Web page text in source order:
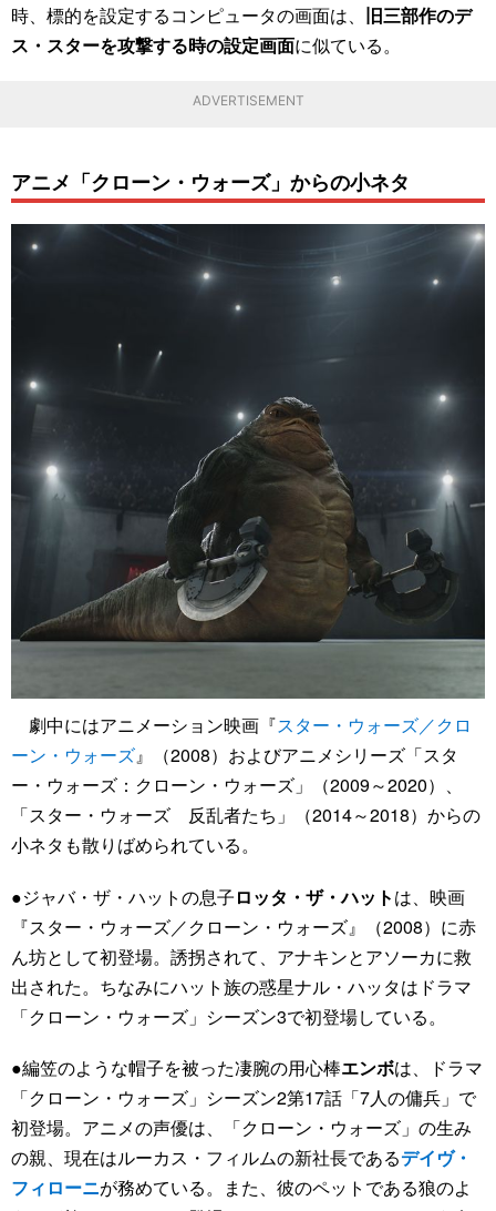
時、標的を設定するコンピュータの画面は、 旧三部作のデ
ス・スターを攻撃する時の設定画面に似ている。
ADVERTISEMENT
アニメ「クローン・ウォーズ」からの小ネタ
劇中にはアニメーション映画『スター・ウォーズ／クロ
ーン・ウォーズ』（2008）およびアニメシリーズ「スタ
ー・ウォーズ：クローン・ウォーズ」（2009～2020）、
「スター・ウォーズ 反乱者たち」（2014～2018）からの
小ネタも散りばめられている。
●ジャバ・ザ・ハットの息子ロッタ・ザ・ハットは、映画
『スター・ウォーズ／クローン・ウォーズ』（2008）に赤
ん坊として初登場。誘拐されて、アナキンとアソーカに救
出された。ちなみにハット族の惑星ナル・ハッタはドラマ
「クローン・ウォーズ」シーズン3で初登場している。
●編笠のような帽子を被った凄腕の用心棒エンボは、ドラマ
「クローン・ウォーズ」シーズン2第17話「7人の傭兵」で
初登場。アニメの声優は、「クローン・ウォーズ」の生み
の親、現在はルーカス・フィルムの新社長であるデイヴ・
フィローニが務めている。また、彼のペットである狼のよ